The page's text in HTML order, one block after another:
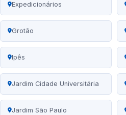
Expedicionários
Grotão
Ipês
Jardim Cidade Universitária
Jardim São Paulo